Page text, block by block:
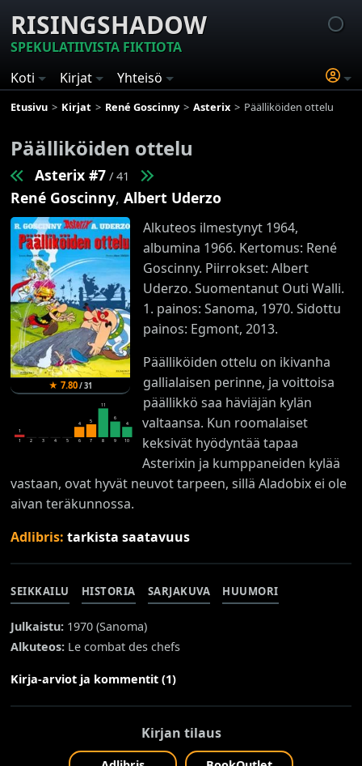
RISINGSHADOW
SPEKULATIIVISTA FIKTIOTA
Koti
Kirjat Yhteisö
Etusivu Kirjat René Goscinny Asterix Päälliköiden ottelu
Päälliköiden ottelu
Asterix #7 / 41
René Goscinny,Albert Uderzo
★7.80/31
1
1
2 3 4 5
4
6
5
7
11
8
6
9
4
10
Alkuteos ilmestynyt 1964,
albumina 1966. Kertomus: René
Goscinny. Piirrokset: Albert
Uderzo. Suomentanut Outi Walli.
1. painos: Sanoma, 1970. Sidottu
painos: Egmont, 2013.
Päälliköiden ottelu on ikivanha
gallialaisen perinne, ja voittoisa
päällikkö saa häviäjän kylän
valtaansa. Kun roomalaiset
keksivät hyödyntää tapaa
Asterixin ja kumppaneiden kylää
vastaan, ovat hyvät neuvot tarpeen, sillä Aladobix ei ole
aivan teräkunnossa.
Adlibris:tarkista saatavuus
SEIKKAILU HISTORIA SARJAKUVA HUUMORI
Julkaistu: 1970 (Sanoma)
Alkuteos: Le combat des chefs
Kirja-arviot ja kommentit (1)
Kirjan tilaus